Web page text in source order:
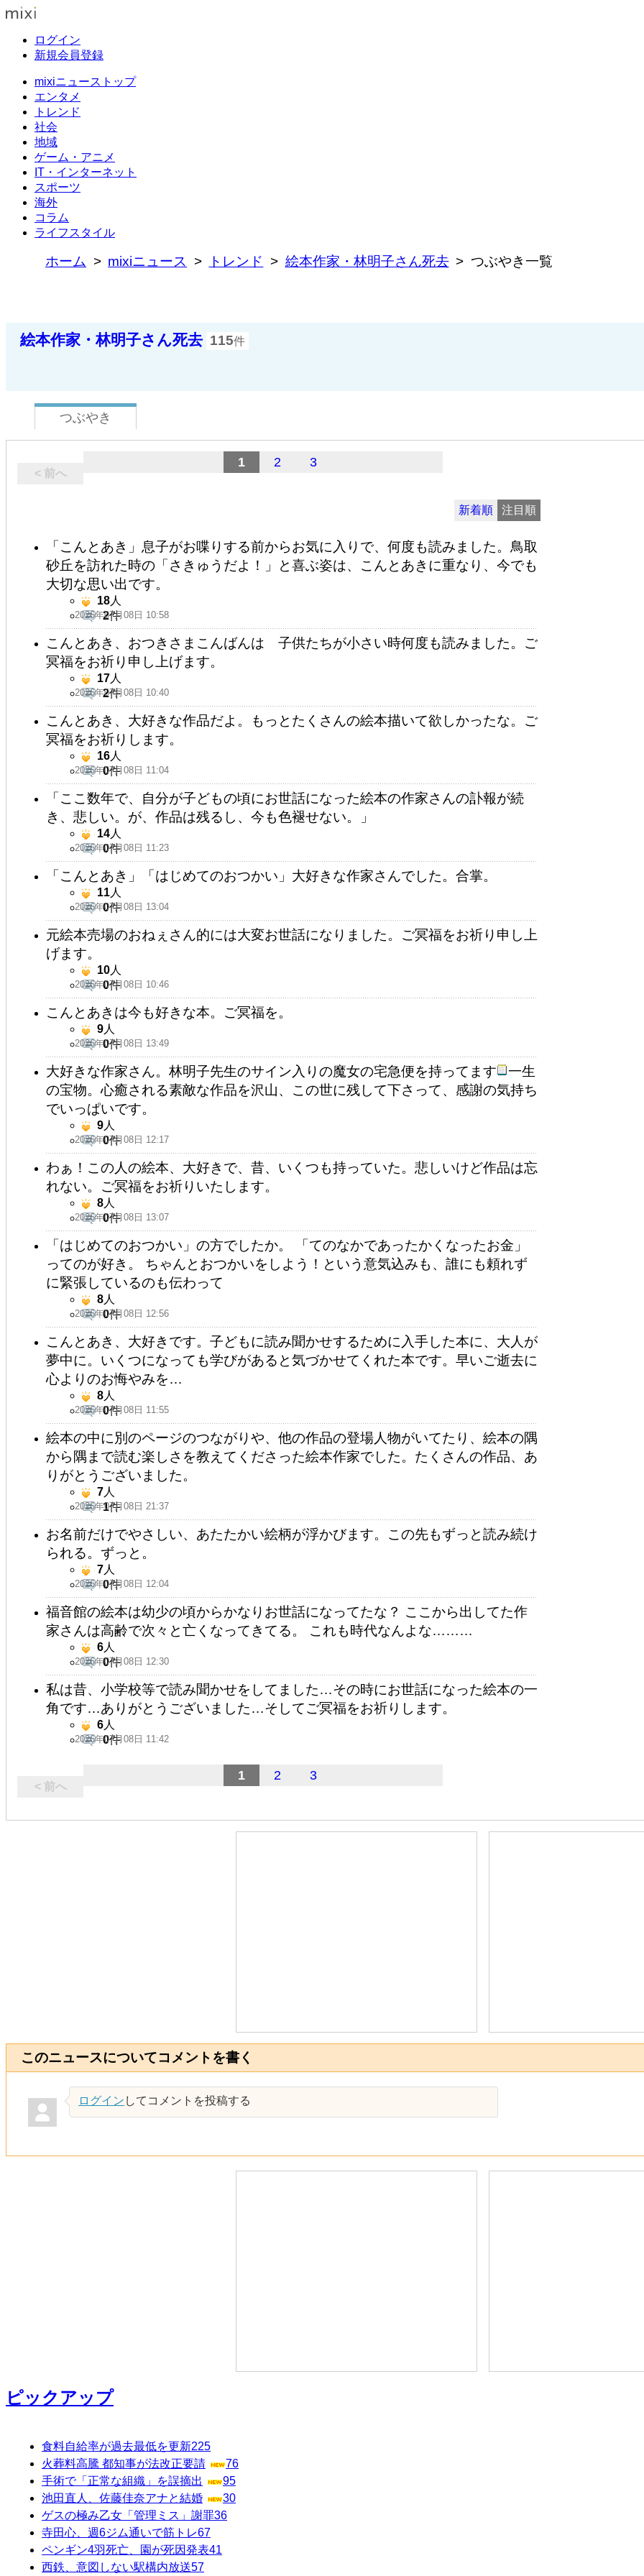
ログイン
新規会員登録
mixiニューストップ
エンタメ
トレンド
社会
地域
ゲーム・アニメ
IT・インターネット
スポーツ
海外
コラム
ライフスタイル
ホーム mixiニュース トレンド 絵本作家・林明子さん死去 つぶやき一覧
絵本作家・林明子さん死去 115件
つぶやき
< 前へ
1 2 3
新着順 注目順
「こんとあき」息子がお喋りする前からお気に入りで、何度も読みました。鳥取
砂丘を訪れた時の「さきゅうだよ！」と喜ぶ姿は、こんとあきに重なり、今でも
大切な思い出です。
2026年07月08日 10:58
18人
2件
こんとあき、おつきさまこんばんは 子供たちが小さい時何度も読みました。ご
冥福をお祈り申し上げます。
2026年07月08日 10:40
17人
2件
こんとあき、大好きな作品だよ。もっとたくさんの絵本描いて欲しかったな。ご
冥福をお祈りします。
2026年07月08日 11:04
16人
0件
「ここ数年で、自分が子どもの頃にお世話になった絵本の作家さんの訃報が続
き、悲しい。が、作品は残るし、今も色褪せない。」
2026年07月08日 11:23
14人
0件
「こんとあき」「はじめてのおつかい」大好きな作家さんでした。合掌。
2026年07月08日 13:04
11人
0件
元絵本売場のおねぇさん的には大変お世話になりました。ご冥福をお祈り申し上
げます。
2026年07月08日 10:46
10人
0件
こんとあきは今も好きな本。ご冥福を。
2026年07月08日 13:49
9人
0件
大好きな作家さん。林明子先生のサイン入りの魔女の宅急便を持ってます
一生
の宝物。心癒される素敵な作品を沢山、この世に残して下さって、感謝の気持ち
でいっぱいです。
2026年07月08日 12:17
9人
0件
わぁ！この人の絵本、大好きで、昔、いくつも持っていた。悲しいけど作品は忘
れない。ご冥福をお祈りいたします。
2026年07月08日 13:07
8人
0件
「はじめてのおつかい」の方でしたか。 「てのなかであったかくなったお金」
ってのが好き。 ちゃんとおつかいをしよう！という意気込みも、誰にも頼れず
に緊張しているのも伝わって
2026年07月08日 12:56
8人
0件
こんとあき、大好きです。子どもに読み聞かせするために入手した本に、大人が
夢中に。いくつになっても学びがあると気づかせてくれた本です。早いご逝去に
心よりのお悔やみを…
2026年07月08日 11:55
8人
0件
絵本の中に別のページのつながりや、他の作品の登場人物がいてたり、絵本の隅
から隅まで読む楽しさを教えてくださった絵本作家でした。たくさんの作品、あ
りがとうございました。
2026年07月08日 21:37
7人
1件
お名前だけでやさしい、あたたかい絵柄が浮かびます。この先もずっと読み続け
られる。ずっと。
2026年07月08日 12:04
7人
0件
福音館の絵本は幼少の頃からかなりお世話になってたな？ ここから出してた作
家さんは高齢で次々と亡くなってきてる。 これも時代なんよな………
2026年07月08日 12:30
6人
0件
私は昔、小学校等で読み聞かせをしてました…その時にお世話になった絵本の一
角です…ありがとうございました…そしてご冥福をお祈りします。
2026年07月08日 11:42
6人
0件
< 前へ
1 2 3
このニュースについてコメントを書く
ログイン してコメントを投稿する
ピックアップ
食料自給率が過去最低を更新225
火葬料高騰 都知事が法改正要請
76
手術で「正常な組織」を誤摘出
95
池田直人、佐藤佳奈アナと結婚
30
ゲスの極み乙女「管理ミス」謝罪36
寺田心、週6ジム通いで筋トレ67
ペンギン4羽死亡、園が死因発表41
西鉄、意図しない駅構内放送57